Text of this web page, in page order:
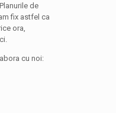
de
fix astfel ca
ora,
cu noi: